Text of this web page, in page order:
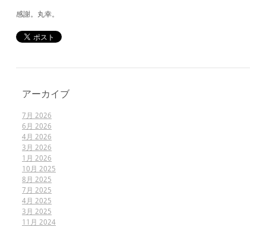
感謝。丸幸。
アーカイブ
7月 2026
6月 2026
4月 2026
3月 2026
1月 2026
10月 2025
8月 2025
7月 2025
4月 2025
3月 2025
11月 2024